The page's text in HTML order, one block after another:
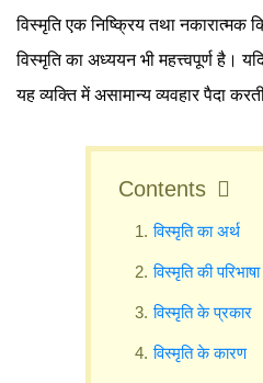
विस्मृति एक निष्क्रिय तथा नकारात्मक
विस्मृति का अध्ययन भी महत्त्वपूर्ण है।
यह व्यक्ति में असामान्य व्यवहार पैदा
Contents
विस्मृति का अर्थ
विस्मृति की परिभाषा
विस्मृति के प्रकार
विस्मृति के कारण